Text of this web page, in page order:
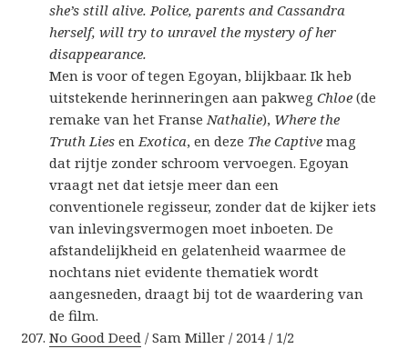
she’s still alive. Police, parents and Cassandra
herself, will try to unravel the mystery of her
disappearance.
Men is voor of tegen Egoyan, blijkbaar. Ik heb
uitstekende herinneringen aan pakwegChloe (de
remake van het FranseNathalie), Where the
Truth Lies enExotica, en deze The Captive mag
dat rijtje zonder schroom vervoegen. Egoyan
vraagt net dat ietsje meer dan een
conventionele regisseur, zonder dat de kijker iets
van inlevingsvermogen moet inboeten. De
afstandelijkheid en gelatenheid waarmee de
nochtans niet evidente thematiek wordt
aangesneden, draagt bij tot de waardering van
de film.
No Good Deed / Sam Miller / 2014 / 1/2